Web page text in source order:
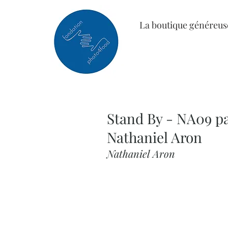
La boutique
Stand By - NA09
Nathaniel Aron
Nathaniel Aron